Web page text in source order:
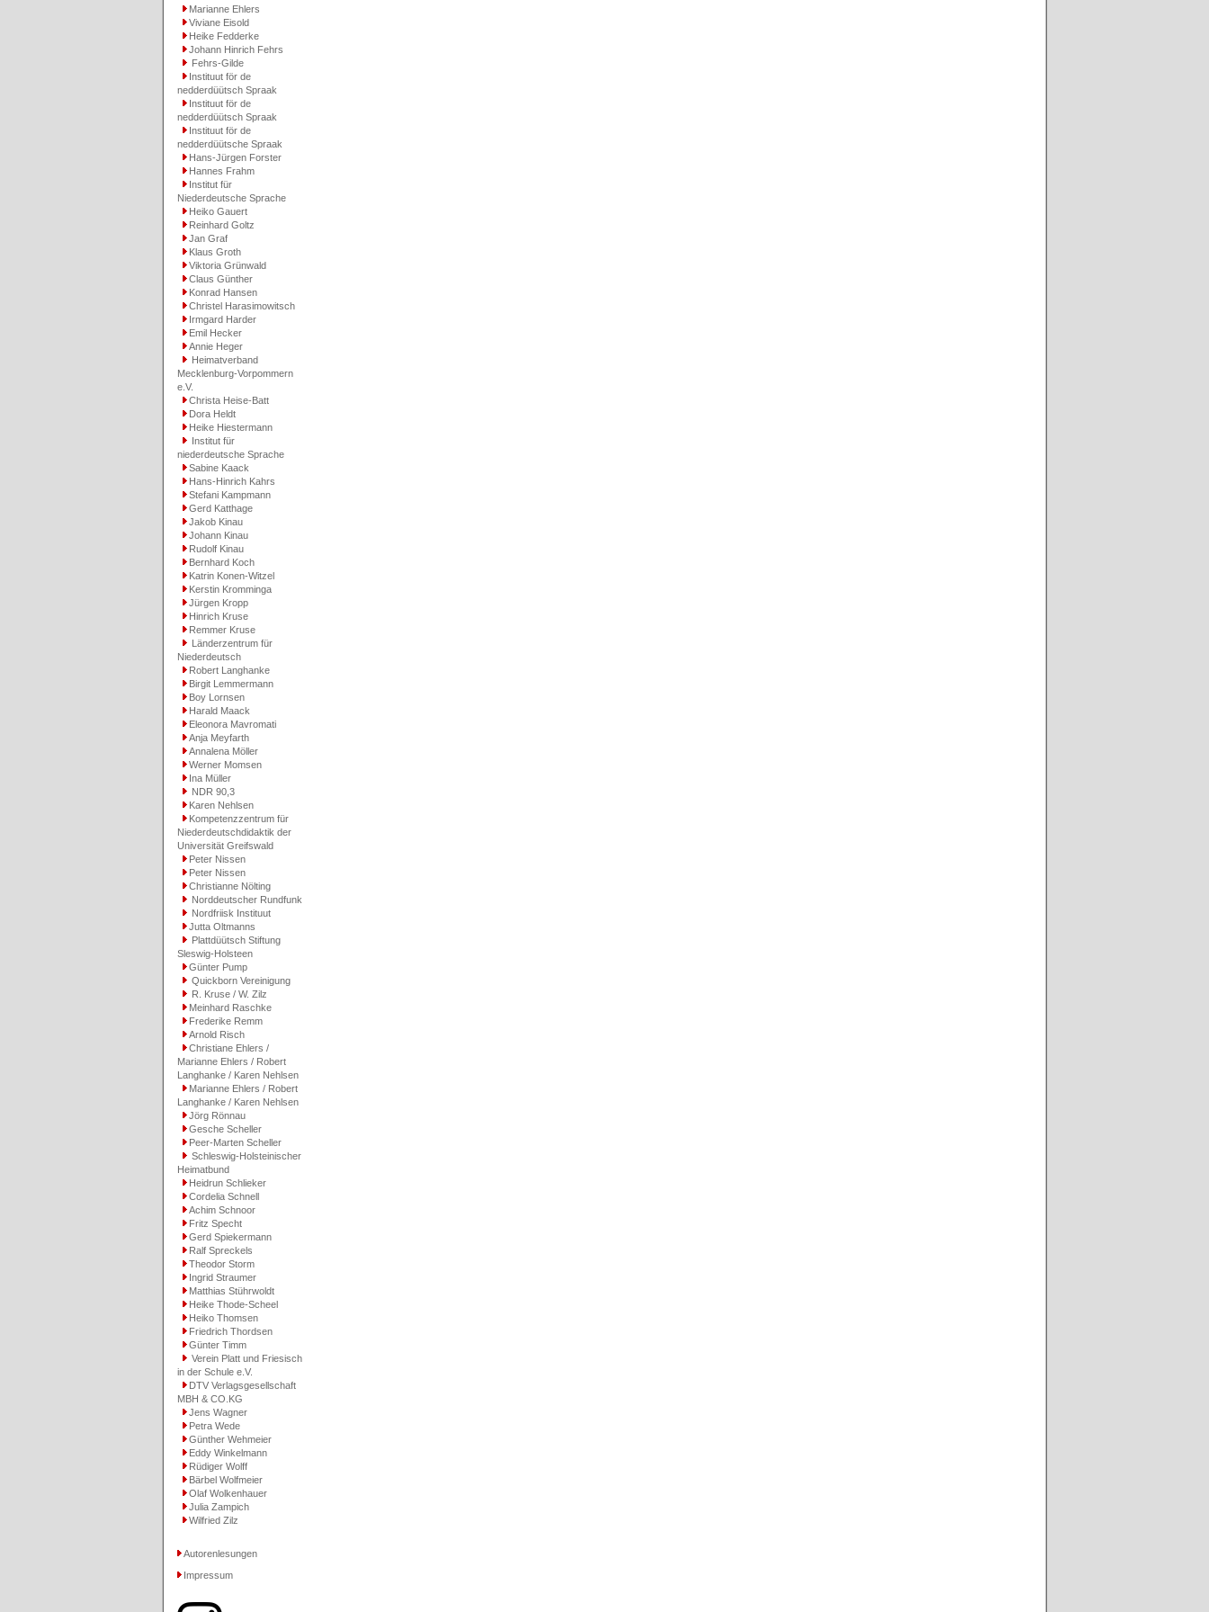
Marianne Ehlers
Viviane Eisold
Heike Fedderke
Johann Hinrich Fehrs
Fehrs-Gilde
Instituut för de
nedderdüütsch Spraak
Instituut för de
nedderdüütsch Spraak
Instituut för de
nedderdüütsche Spraak
Hans-Jürgen Forster
Hannes Frahm
Institut für
Niederdeutsche Sprache
Heiko Gauert
Reinhard Goltz
Jan Graf
Klaus Groth
Viktoria Grünwald
Claus Günther
Konrad Hansen
Christel Harasimowitsch
Irmgard Harder
Emil Hecker
Annie Heger
Heimatverband
Mecklenburg-Vorpommern
e.V.
Christa Heise-Batt
Dora Heldt
Heike Hiestermann
Institut für
niederdeutsche Sprache
Sabine Kaack
Hans-Hinrich Kahrs
Stefani Kampmann
Gerd Katthage
Jakob Kinau
Johann Kinau
Rudolf Kinau
Bernhard Koch
Katrin Konen-Witzel
Kerstin Kromminga
Jürgen Kropp
Hinrich Kruse
Remmer Kruse
Länderzentrum für
Niederdeutsch
Robert Langhanke
Birgit Lemmermann
Boy Lornsen
Harald Maack
Eleonora Mavromati
Anja Meyfarth
Annalena Möller
Werner Momsen
Ina Müller
NDR 90,3
Karen Nehlsen
Kompetenzzentrum für
Niederdeutschdidaktik der
Universität Greifswald
Peter Nissen
Peter Nissen
Christianne Nölting
Norddeutscher Rundfunk
Nordfriisk Instituut
Jutta Oltmanns
Plattdüütsch Stiftung
Sleswig-Holsteen
Günter Pump
Quickborn Vereinigung
R. Kruse / W. Zilz
Meinhard Raschke
Frederike Remm
Arnold Risch
Christiane Ehlers /
Marianne Ehlers / Robert
Langhanke / Karen Nehlsen
Marianne Ehlers / Robert
Langhanke / Karen Nehlsen
Jörg Rönnau
Gesche Scheller
Peer-Marten Scheller
Schleswig-Holsteinischer
Heimatbund
Heidrun Schlieker
Cordelia Schnell
Achim Schnoor
Fritz Specht
Gerd Spiekermann
Ralf Spreckels
Theodor Storm
Ingrid Straumer
Matthias Stührwoldt
Heike Thode-Scheel
Heiko Thomsen
Friedrich Thordsen
Günter Timm
Verein Platt und Friesisch
in der Schule e.V.
DTV Verlagsgesellschaft
MBH & CO.KG
Jens Wagner
Petra Wede
Günther Wehmeier
Eddy Winkelmann
Rüdiger Wolff
Bärbel Wolfmeier
Olaf Wolkenhauer
Julia Zampich
Wilfried Zilz
Autorenlesungen
Impressum